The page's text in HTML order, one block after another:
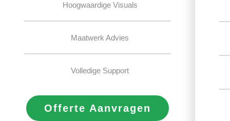
Hoogwaardige Visuals
Maatwerk Advies
Volledige Support
Offerte Aanvragen